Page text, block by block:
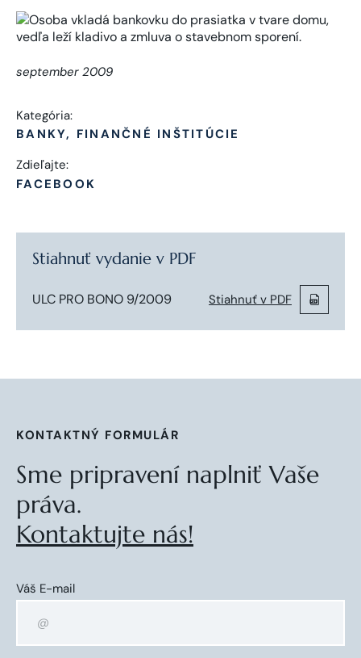
september 2009
Kategória:
BANKY, FINANČNÉ INŠTITÚCIE
Zdieľajte:
FACEBOOK
Stiahnuť vydanie v PDF
ULC PRO BONO 9/2009 Stiahnuť v PDF
KONTAKTNÝ FORMULÁR
Sme pripravení naplniť Vaše
práva.
Kontaktujte nás!
Váš E-mail